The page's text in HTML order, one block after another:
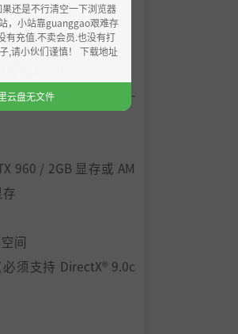
3.20 GHz 或 AMD FX-
960 / 2GB 显存或 AM
间
须支持 DirectX® 9.0c
还是不行清空一下浏览器
，小站靠guanggao艰难存
有充值.不卖会员.也没有打
,请小伙们谨慎！ 下载地址
云盘无文件